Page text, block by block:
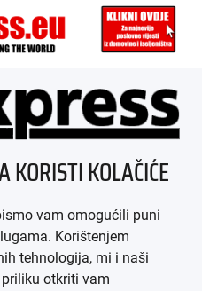
UNS
KORISTI KOLAČIĆE
vam omogućili puni
Korištenjem
tehnologija, mi i naši
otkriti vam